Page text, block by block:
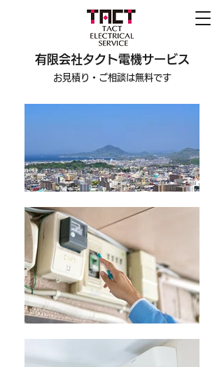
お見積り・ご相談は無料です
有限会社タクト電機サービス